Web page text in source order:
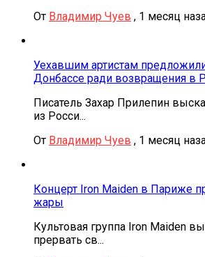
От Владимир Чуев , 1 месяц
Уехавшим артистам
Донбассе ради возвращения в
Писатель Захар Прилепин
из Росси...
От Владимир Чуев , 1 месяц
Концерт Iron Maiden в Париже
жары
Культовая группа Iron Maiden
прервать св...